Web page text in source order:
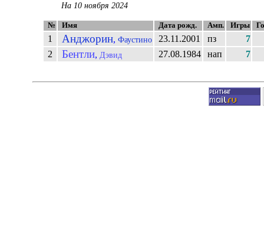
На 10 ноября 2024
№ Имя Дата рожд. Амп. Игры
1 Анджорин, Фаустино 23.11.2001 пз
7
2
Бентли, Дэвид 27.08.1984 нап 7